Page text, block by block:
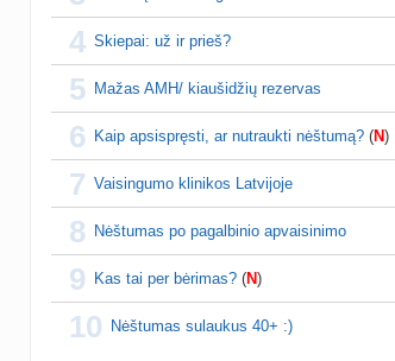
kažkam to išvengti🤍
Kokohad prieš 1 val.
Sudėtingas naujagimio žindymas
Labai reikalingi patarimai ir pagalba dėl žindymo.
Kūdikiui mėnesis, sveria 3.7kg, ligoninėje
mažiausias svoris buvo 2.74kg Vos gimusi pati
neieš…
4 Skiepai: už ir prieš?
5 Mažas AMH/ kiaušidžių rezervas
6 Kaip apsispręsti, ar nutraukti nėštumą? (N)
7 Vaisingumo klinikos Latvijoje
8 Nėštumas po pagalbinio apvaisinimo
9 Kas tai per bėrimas? (N)
10 Nėštumas sulaukus 40+ :)